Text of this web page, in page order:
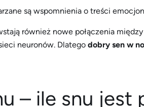
są wspomnienia o treści
również nowe połączenia
neuronów. Dlatego dobry sen w
– ile snu jest